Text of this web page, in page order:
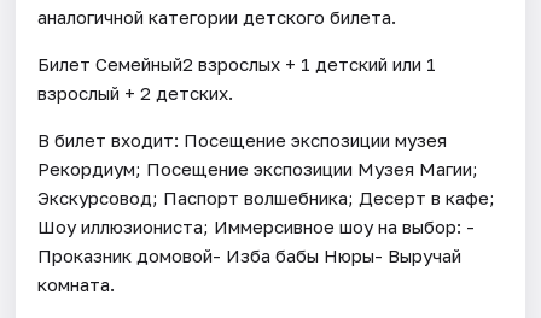
аналогичной категории детского билета.
Билет Семейный2 взрослых + 1 детский или 1
взрослый + 2 детских.
В билет входит: Посещение экспозиции музея
Рекордиум; Посещение экспозиции Музея Магии;
Экскурсовод; Паспорт волшебника; Десерт в кафе;
Шоу иллюзиониста; Иммерсивное шоу на выбор: -
Проказник домовой- Изба бабы Нюры- Выручай
комната.